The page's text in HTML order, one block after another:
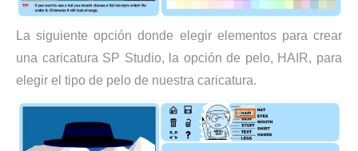
La siguiente opción donde elegir elementos para crear
una caricatura SP Studio, la opción de pelo, HAIR, para
elegir el tipo de pelo de nuestra caricatura.